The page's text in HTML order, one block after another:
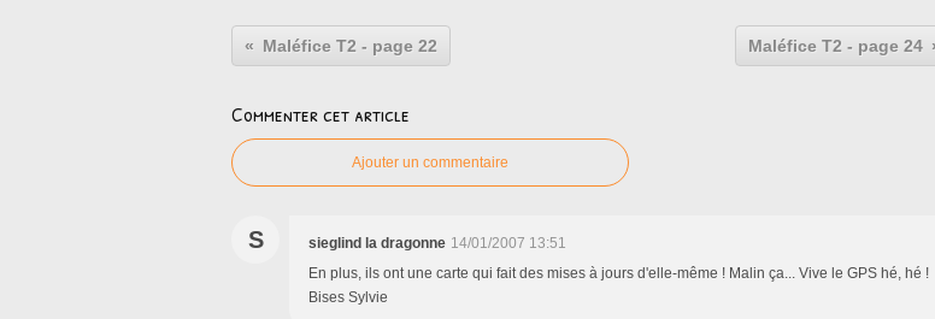
Maléfice T2 - page 22 Maléfice T2 - page 24
Commenter cet article
Ajouter un commentaire
S sieglind la dragonne 14/01/2007 13:51
En plus, ils ont une carte qui fait des mises à jours d'elle-même ! Malin ça... Vive le GPS hé, hé !
Bises Sylvie